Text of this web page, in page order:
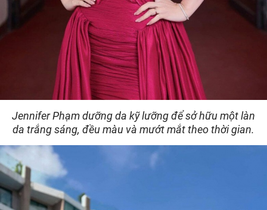
Jennifer Phạm dưỡng da kỹ lưỡng để sở hữu một làn
da trắng sáng, đều màu và mướt mắt theo thời gian.